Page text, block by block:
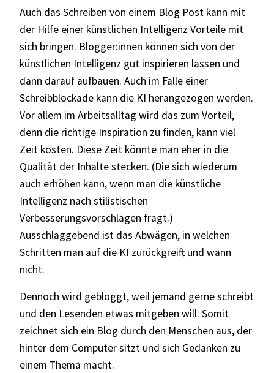
Auch das Schreiben von einem Blog Post kann mit
der Hilfe einer künstlichen Intelligenz Vorteile mit
sich bringen. Blogger:innen können sich von der
künstlichen Intelligenz gut inspirieren lassen und
dann darauf aufbauen. Auch im Falle einer
Schreibblockade kann die KI herangezogen werden.
Vor allem im Arbeitsalltag wird das zum Vorteil,
denn die richtige Inspiration zu finden, kann viel
Zeit kosten. Diese Zeit könnte man eher in die
Qualität der Inhalte stecken. (Die sich wiederum
auch erhöhen kann, wenn man die künstliche
Intelligenz nach stilistischen
Verbesserungsvorschlägen fragt.)
Ausschlaggebend ist das Abwägen, in welchen
Schritten man auf die KI zurückgreift und wann
nicht.
Dennoch wird gebloggt, weil jemand gerne schreibt
und den Lesenden etwas mitgeben will. Somit
zeichnet sich ein Blog durch den Menschen aus, der
hinter dem Computer sitzt und sich Gedanken zu
einem Thema macht.